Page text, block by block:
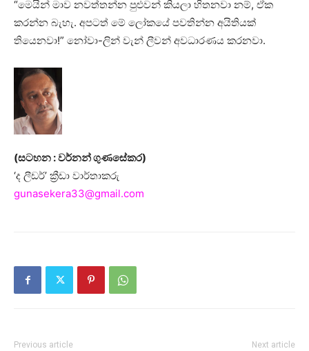
“මෙයින් මාව නවත්තන්න පුළුවන් කියලා හිතනවා නම්, ඒක
කරන්න බැහැ. අපටත් මේ ලෝකයේ පවතින්න අයිතියක්
තියෙනවා!” නෝවා-ලින් වැන් ලීවන් අවධාරණය කරනවා.
(සටහන : වර්නන් ගුණසේකර)
‘ද ලීඩර්’ ක්‍රීඩා වාර්තාකරු
gunasekera33@gmail.com
Previous article Next article